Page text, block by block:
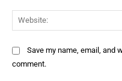
Save my name, email, and
comment.